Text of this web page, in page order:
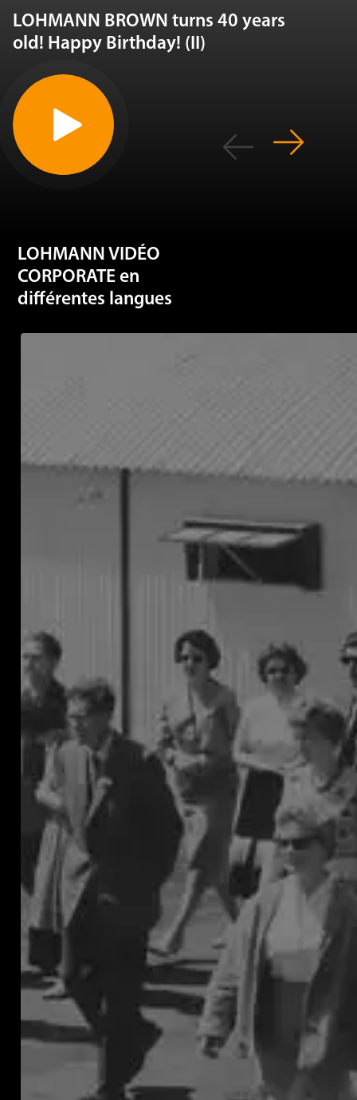
LOHMANN BROWN turns 40 years
old! Happy Birthday! (II)
LOHMANN VIDÉO
CORPORATE en
différentes langues